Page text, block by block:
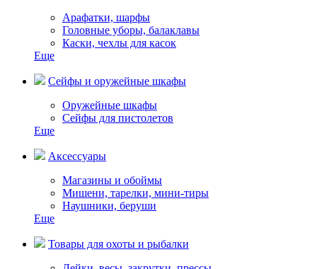
Арафатки, шарфы
Головные уборы, балаклавы
Каски, чехлы для касок
Еще
Сейфы и оружейные шкафы
Оружейные шкафы
Сейфы для пистолетов
Еще
Аксессуары
Магазины и обоймы
Мишени, тарелки, мини-тиры
Наушники, беруши
Еще
Товары для охоты и рыбалки